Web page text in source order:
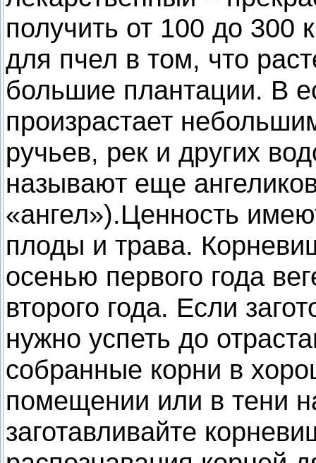
получить от 100 до 300
для пчел в том, что
большие плантации. В
произрастает
ручьев, рек и других
называют еще
«ангел»).Ценность
плоды и трава.
осенью первого года
второго года. Если
нужно успеть до
собранные корни в
помещении или в тени
заготавливайте